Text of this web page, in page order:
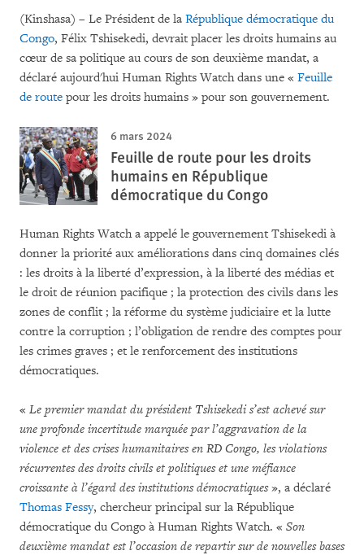
(Kinshasa) – Le Président de la République démocratique du
Congo, Félix Tshisekedi, devrait placer les droits humains au
cœur de sa politique au cours de son deuxième mandat, a
déclaré aujourd'hui Human Rights Watch dans une « Feuille
de route pour les droits humains » pour son gouvernement.
6 mars 2024
Feuille de route pour les droits
humains en République
démocratique du Congo
Human Rights Watch a appelé le gouvernement Tshisekedi à
donner la priorité aux améliorations dans cinq domaines clés
: les droits à la liberté d’expression, à la liberté des médias et
le droit de réunion pacifique ; la protection des civils dans les
zones de conflit ; la réforme du système judiciaire et la lutte
contre la corruption ; l’obligation de rendre des comptes pour
les crimes graves ; et le renforcement des institutions
démocratiques.
« Le premier mandat du président Tshisekedi s’est achevé sur
une profonde incertitude marquée par l’aggravation de la
violence et des crises humanitaires en RD Congo, les violations
récurrentes des droits civils et politiques et une méfiance
croissante à l’égard des institutions démocratiques», a déclaré
Thomas Fessy, chercheur principal sur la République
démocratique du Congo à Human Rights Watch. « Son
deuxième mandat est l’occasion de repartir sur de nouvelles bases